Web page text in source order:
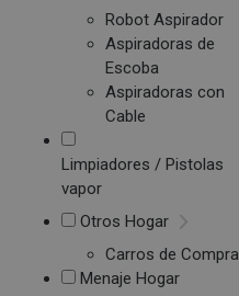
Robot Aspirador
Aspiradoras de
Escoba
Aspiradoras con
Cable
Limpiadores / Pistolas
vapor
Otros Hogar
Carros de Compra
Menaje Hogar